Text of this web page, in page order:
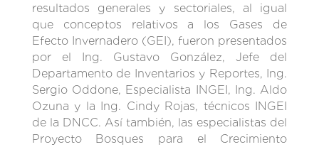
resultados generales y sectoriales, al igual
que conceptos relativos a los Gases de
Efecto Invernadero (GEI), fueron presentados
por el Ing. Gustavo González, Jefe del
Departamento de Inventarios y Reportes, Ing.
Sergio Oddone, Especialista INGEI, Ing. Aldo
Ozuna y la Ing. Cindy Rojas, técnicos INGEI
de la DNCC. Así también, las especialistas del
Proyecto Bosques para el Crecimiento